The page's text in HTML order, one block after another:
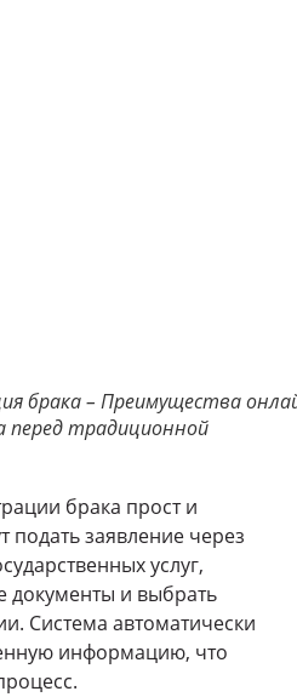
брака – Преимущества
перед традиционной
брака прост и
подать заявление через
услуг,
документы и выбрать
Система автоматически
информацию, что